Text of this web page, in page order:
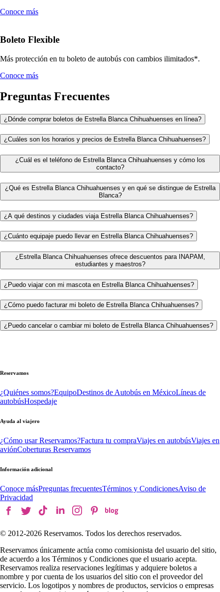
Conoce más
Boleto Flexible
Más protección en tu boleto de autobús con cambios ilimitados*.
Conoce más
Preguntas Frecuentes
¿Dónde comprar boletos de Estrella Blanca Chihuahuenses en línea?
¿Cuáles son los horarios y precios de Estrella Blanca Chihuahuenses?
¿Cuál es el teléfono de Estrella Blanca Chihuahuenses y cómo los
contacto?
¿Qué es Estrella Blanca Chihuahuenses y en qué se distingue de Estrella
Blanca?
¿A qué destinos y ciudades viaja Estrella Blanca Chihuahuenses?
¿Cuánto equipaje puedo llevar en Estrella Blanca Chihuahuenses?
¿Estrella Blanca Chihuahuenses ofrece descuentos para INAPAM,
estudiantes y maestros?
¿Puedo viajar con mi mascota en Estrella Blanca Chihuahuenses?
¿Cómo puedo facturar mi boleto de Estrella Blanca Chihuahuenses?
¿Puedo cancelar o cambiar mi boleto de Estrella Blanca Chihuahuenses?
Reservamos
¿Quiénes somos?EquipoDestinos de Autobús en MéxicoLíneas de
autobúsHospedaje
Ayuda al viajero
¿Cómo usar Reservamos?Factura tu compraViajes en autobúsViajes en
aviónCoberturas Reservamos
Información adicional
Conoce másPreguntas frecuentesTérminos y CondicionesAviso de
Privacidad
© 2012-2026 Reservamos. Todos los derechos reservados.
Reservamos únicamente actúa como comisionista del usuario del sitio,
de acuerdo a los Términos y Condiciones que el usuario acepta.
Reservamos realiza reservaciones legítimas y adquiere boletos a
nombre y por cuenta de los usuarios del sitio con el proveedor del
servicio. Los logotipos y nombres de productos, servicios o empresas